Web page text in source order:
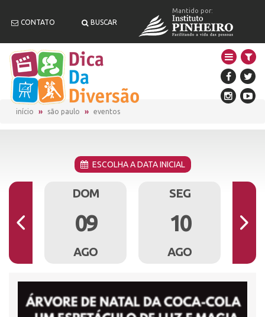
CONTATO BUSCAR
Mantido por:
início são paulo eventos
ESCOLHA A DATA INICIAL
DOM
09
AGO
SEG
10
AGO